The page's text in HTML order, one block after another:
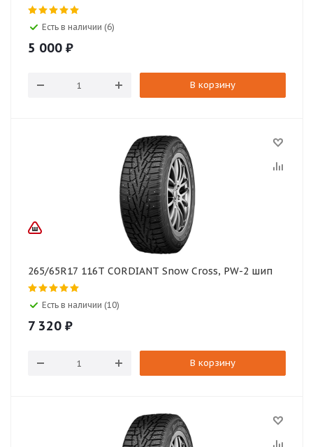
Есть в наличии (6)
5 000 ₽
В корзину
265/65R17 116T CORDIANT Snow Cross, PW-2 шип
Есть в наличии (10)
7 320 ₽
В корзину